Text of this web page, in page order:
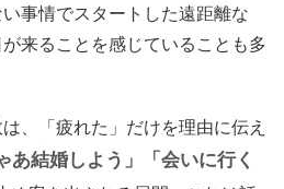
事情でスタートした遠距離な
来ることを感じていることも多
、「疲れた」だけを理由に伝え
あ結婚しよう」「会いに行く